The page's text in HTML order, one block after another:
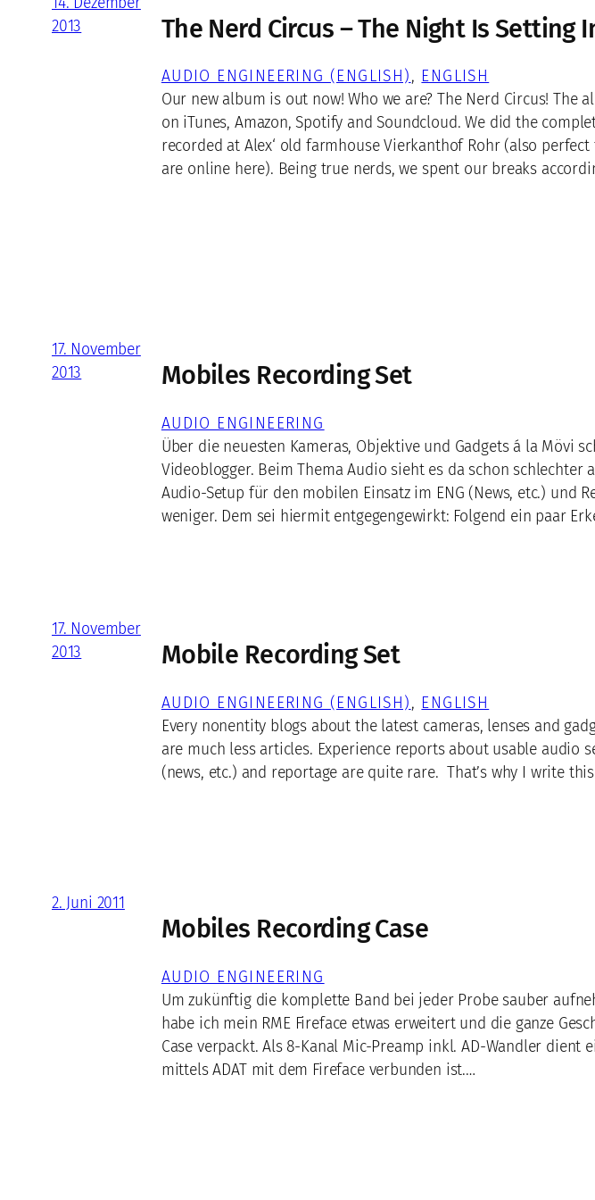
2013
The Nerd Circus – The Night Is Setting
AUDIO ENGINEERING (ENGLISH), ENGLISH
Our new album is out now! Who we are? The Nerd Circus! The
on iTunes, Amazon, Spotify and Soundcloud. We did the
recorded at Alex‘ old farmhouse Vierkanthof Rohr (also
are online here). Being true nerds, we spent our breaks
17. November
2013
Mobiles Recording Set
AUDIO ENGINEERING
Über die neuesten Kameras, Objektive und Gadgets á la Mövi
Videoblogger. Beim Thema Audio sieht es da schon
Audio-Setup für den mobilen Einsatz im ENG (News, etc.) und
weniger. Dem sei hiermit entgegengewirkt: Folgend ein paar
17. November
2013
Mobile Recording Set
AUDIO ENGINEERING (ENGLISH), ENGLISH
Every nonentity blogs about the latest cameras, lenses and
are much less articles. Experience reports about usable audio
(news, etc.) and reportage are quite rare. That’s why I write
2. Juni 2011
Mobiles Recording Case
AUDIO ENGINEERING
Um zukünftig die komplette Band bei jeder Probe sauber
habe ich mein RME Fireface etwas erweitert und die ganze
Case verpackt. Als 8-Kanal Mic-Preamp inkl. AD-Wandler dient
mittels ADAT mit dem Fireface verbunden ist.…